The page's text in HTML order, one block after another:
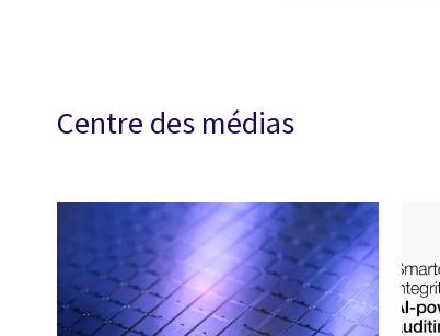
Centre des médias